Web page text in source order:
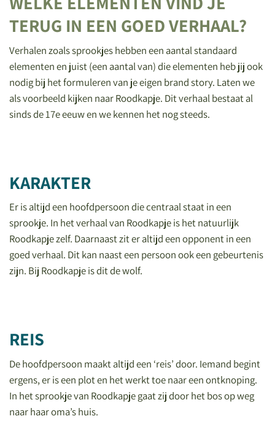
TERUG IN EEN GOED VERHAAL?
Verhalen zoals sprookjes hebben een aantal standaard
elementen en juist (een aantal van) die elementen heb jij ook
nodig bij het formuleren van je eigen brand story. Laten we
als voorbeeld kijken naar Roodkapje. Dit verhaal bestaat al
sinds de 17e eeuw en we kennen het nog steeds.
KARAKTER
Er is altijd een hoofdpersoon die centraal staat in een
sprookje. In het verhaal van Roodkapje is het natuurlijk
Roodkapje zelf. Daarnaast zit er altijd een opponent in een
goed verhaal. Dit kan naast een persoon ook een gebeurtenis
zijn. Bij Roodkapje is dit de wolf.
REIS
De hoofdpersoon maakt altijd een ‘reis’ door. Iemand begint
ergens, er is een plot en het werkt toe naar een ontknoping.
In het sprookje van Roodkapje gaat zij door het bos op weg
naar haar oma’s huis.